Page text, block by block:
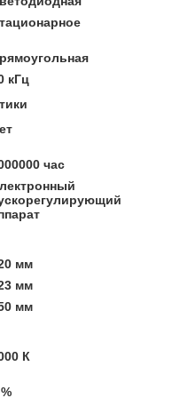
кГц
час
мм
мм
мм
К